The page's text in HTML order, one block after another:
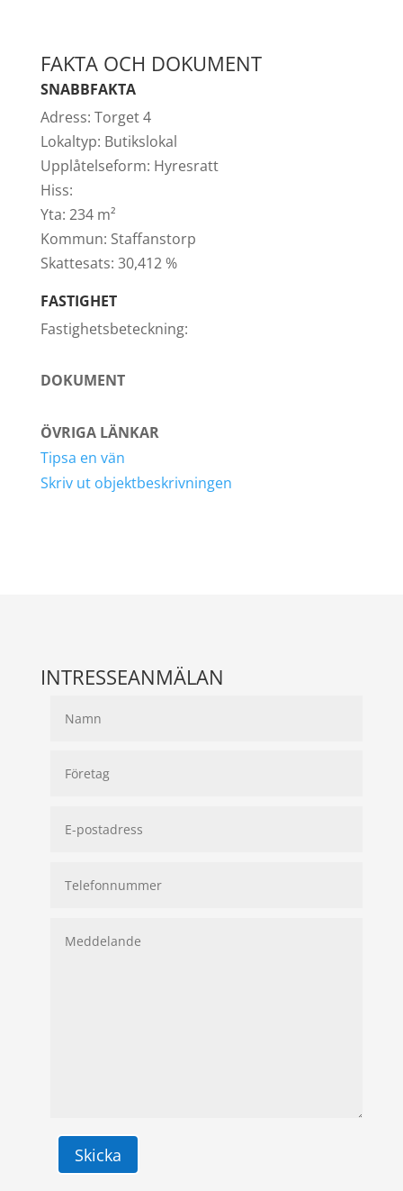
FAKTA OCH DOKUMENT
SNABBFAKTA
Adress: Torget 4
Lokaltyp: Butikslokal
Upplåtelseform: Hyresratt
Hiss:
Yta: 234 m²
Kommun: Staffanstorp
Skattesats: 30,412 %
FASTIGHET
Fastighetsbeteckning:
DOKUMENT
ÖVRIGA LÄNKAR
Tipsa en vän
Skriv ut objektbeskrivningen
INTRESSEANMÄLAN